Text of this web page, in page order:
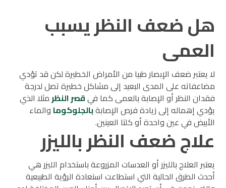
هل ضعف النظر يسبب
العمى
لا يعتبر ضعف الإبصار طبيا من الأمراض الخطيرة لكن قد تؤدي
مضاعفاته على المدى البعيد إلى مشاكل خطيرة تصل لدرجة
فقدان النظر أو الإصابة بالعمى كما فيقصر النظرمثلا الذي
يؤدي إهماله إلى زيادة فرص الإصابةبالجلوكوما والماء
الأبيض في عين واحدة أو كلتا العينين.
علاج ضعف النظر بالليزر
يعتبر العلاج بالليزر أو العدسات المزروعة باستخدام الليزر هي
أحدث الطرق الحالية التي استطاعت استعادة الرؤية الطبيعية